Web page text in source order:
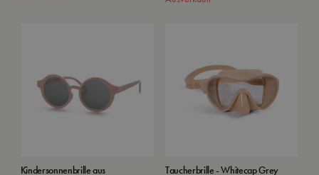
Kindersonnenbrille aus Taucherbrille - Whitecap Grey